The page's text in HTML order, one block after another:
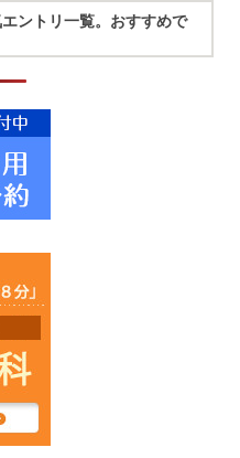
ントリ一覧。おすすめで